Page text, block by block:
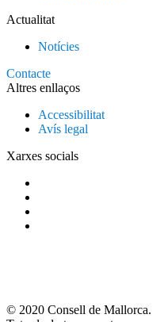
Actualitat
Notícies
Contacte
Altres enllaços
Accessibilitat
Avís legal
Xarxes socials
© 2020 Consell de Mallorca.